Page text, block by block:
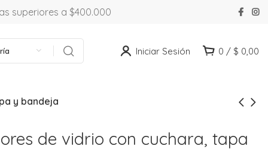
superiores a $400.000
Iniciar Sesión 0 / $ 0,00
y bandeja
de vidrio con cuchara, tapa